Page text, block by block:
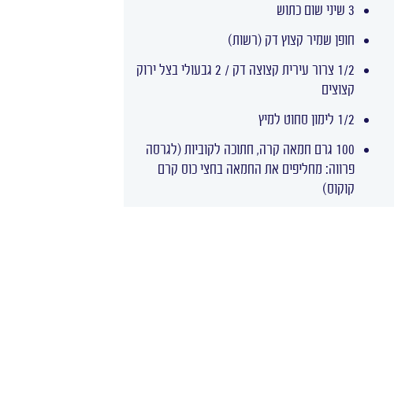
3 שיני שום כתוש
חופן שמיר קצוץ דק (רשות)
1/2 צרור עירית קצוצה דק / 2 גבעולי בצל ירוק
קצוצים
1/2 לימון סחוט למיץ
100 גרם חמאה קרה, חתוכה לקוביות (לגרסה
פרווה: מחליפים את החמאה בחצי כוס קרם
קוקוס)